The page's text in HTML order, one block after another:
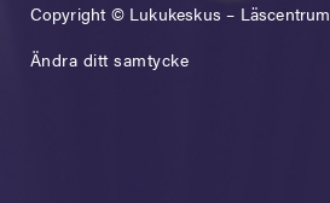
Copyright © Lukukeskus – Läscentrum
Ändra ditt samtycke